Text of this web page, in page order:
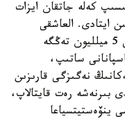
اينالىسىپ كەلە جاتقان ايزات
ايتادى. العاشقى
پاتەردىڭ باستاپقى جارناسىنا اتا-اناسى 5 ميلليون تەڭگە
ساتىپ،
نەگىزگى قارىزىن
رەت قايتالاپ،
ينۆەستيتسياعا